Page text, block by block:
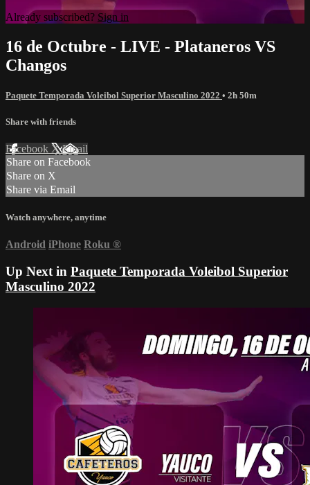
Already subscribed? Sign in
16 de Octubre - LIVE - Plataneros VS
Changos
Paquete Temporada Voleibol Superior Masculino 2022 • 2h 50m
Share with friends
Facebook XEmail
Share on Facebook
Share on X
Share via Email
Watch anywhere, anytime
Android iPhone Roku ®
Up Next in Paquete Temporada Voleibol Superior
Masculino 2022